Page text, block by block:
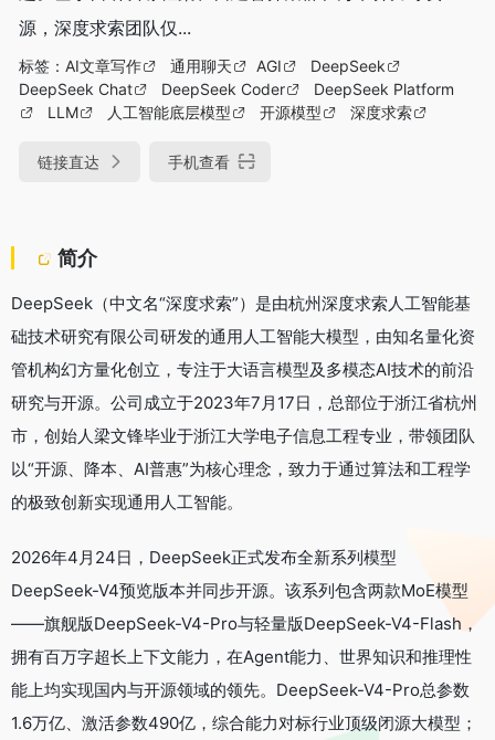
源，深度求索团队仅...
标签： AI文章写作 通用聊天 AGI
DeepSeek
DeepSeek Chat
DeepSeek Coder
DeepSeek Platform
LLM
人工智能底层模型 开源模型 深度求索
链接直达 手机查看
简介
DeepSeek（中文名“深度求索”）是由杭州深度求索人工智能基
础技术研究有限公司研发的通用人工智能大模型，由知名量化资
管机构幻方量化创立，专注于大语言模型及多模态AI技术的前沿
研究与开源。公司成立于2023年7月17日，总部位于浙江省杭州
市，创始人梁文锋毕业于浙江大学电子信息工程专业，带领团队
以“开源、降本、AI普惠”为核心理念，致力于通过算法和工程学
的极致创新实现通用人工智能。
2026年4月24日，DeepSeek正式发布全新系列模型
DeepSeek-V4预览版本并同步开源。该系列包含两款MoE模型
——旗舰版DeepSeek-V4-Pro与轻量版DeepSeek-V4-Flash，
拥有百万字超长上下文能力，在Agent能力、世界知识和推理性
能上均实现国内与开源领域的领先。DeepSeek-V4-Pro总参数
1.6万亿、激活参数490亿，综合能力对标行业顶级闭源大模型；